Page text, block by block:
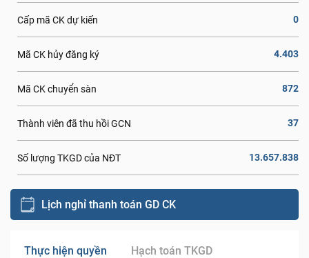
Cấp mã CK dự kiến 0
Mã CK hủy đăng ký 4.403
Mã CK chuyển sàn 872
Thành viên đã thu hồi GCN 37
Số lượng TKGD của NĐT 13.657.838
Lịch nghỉ thanh toán GD CK
Thực hiện quyền Hạch toán TKGD